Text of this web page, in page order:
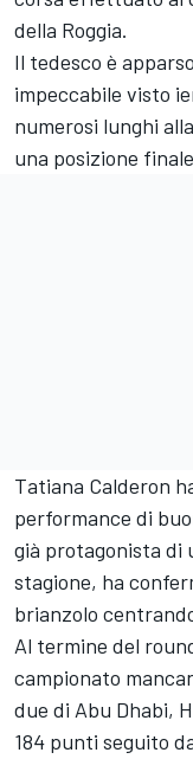
della Roggia.
Il tedesco è
impeccabile visto
numerosi lunghi
una posizione
Tatiana Calderon
performance di
già protagonista di
stagione, ha
brianzolo
Al termine del
campionato
due di Abu Dhabi,
184 punti seguito